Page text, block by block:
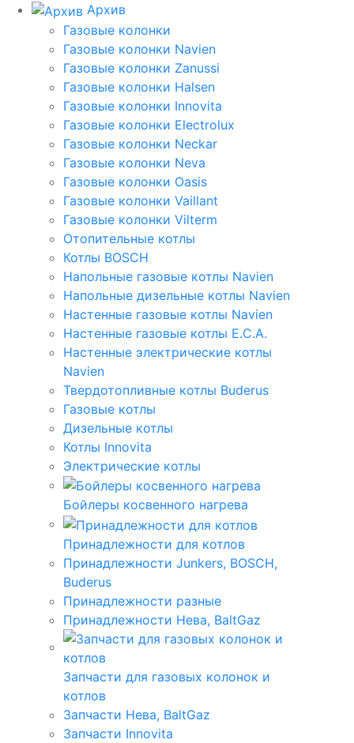
Архив
Газовые колонки
Газовые колонки Navien
Газовые колонки Zanussi
Газовые колонки Halsen
Газовые колонки Innovita
Газовые колонки Electrolux
Газовые колонки Neckar
Газовые колонки Neva
Газовые колонки Oasis
Газовые колонки Vaillant
Газовые колонки Vilterm
Отопительные котлы
Котлы BOSCH
Напольные газовые котлы Navien
Напольные дизельные котлы Navien
Настенные газовые котлы Navien
Настенные газовые котлы E.C.A.
Настенные электрические котлы
Navien
Твердотопливные котлы Buderus
Газовые котлы
Дизельные котлы
Котлы Innovita
Электрические котлы
Бойлеры косвенного нагрева
Принадлежности для котлов
Принадлежности Junkers, BOSCH,
Buderus
Принадлежности разные
Принадлежности Нева, BaltGaz
Запчасти для газовых колонок и
котлов
Запчасти Нева, BaltGaz
Запчасти Innovita